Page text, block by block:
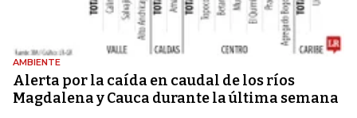
AMBIENTE
Alerta por la caída en caudal de los ríos
Magdalena y Cauca durante la última semana